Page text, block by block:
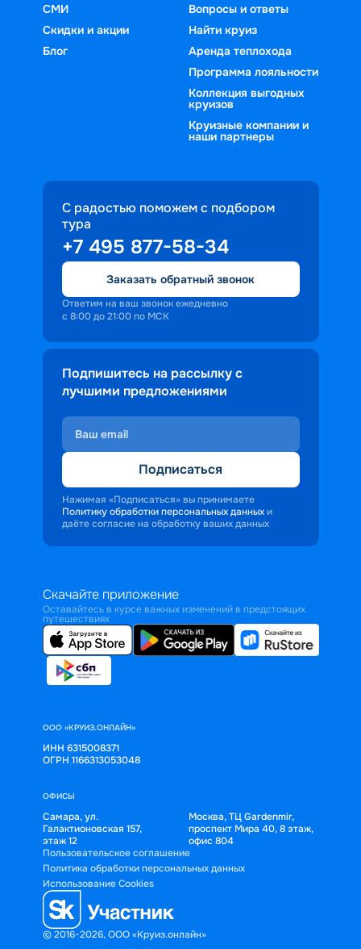
СМИ
Скидки и акции
Блог
Вопросы и ответы
Найти круиз
Аренда теплохода
Программа лояльности
Коллекция выгодных
круизов
Круизные компании и
наши партнеры
С радостью поможем с подбором
тура
+7 495 877-58-34
Заказать обратный звонок
Ответим на ваш звонок ежедневно
с 8:00 до 21:00 по МСК
Подпишитесь на рассылку с
лучшими предложениями
Подписаться
Нажимая «Подписаться» вы принимаете
Политику обработки персональных данных и
даёте согласие на обработку ваших данных
Скачайте приложение
Оставайтесь в курсе важных изменений в предстоящих
путешествиях
ООО «КРУИЗ.ОНЛАЙН»
ИНН 6315008371
ОГРН 1166313053048
ОФИСЫ
Самара, ул.
Галактионовская 157,
этаж 12
Москва, ТЦ Gardenmir,
проспект Мира 40, 8 этаж,
офис 804
© 2016-2026, ООО «Круиз.онлайн»
Пользовательское соглашение
Политика обработки персональных данных
Использование Cookies